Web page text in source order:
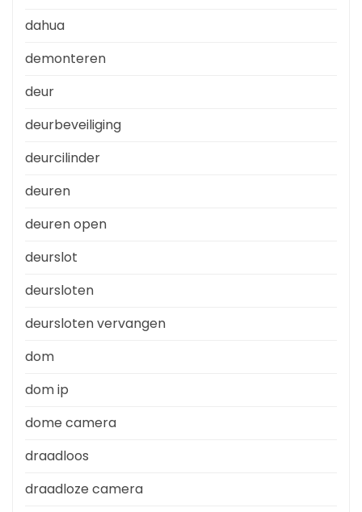
dahua
demonteren
deur
deurbeveiliging
deurcilinder
deuren
deuren open
deurslot
deursloten
deursloten vervangen
dom
dom ip
dome camera
draadloos
draadloze camera